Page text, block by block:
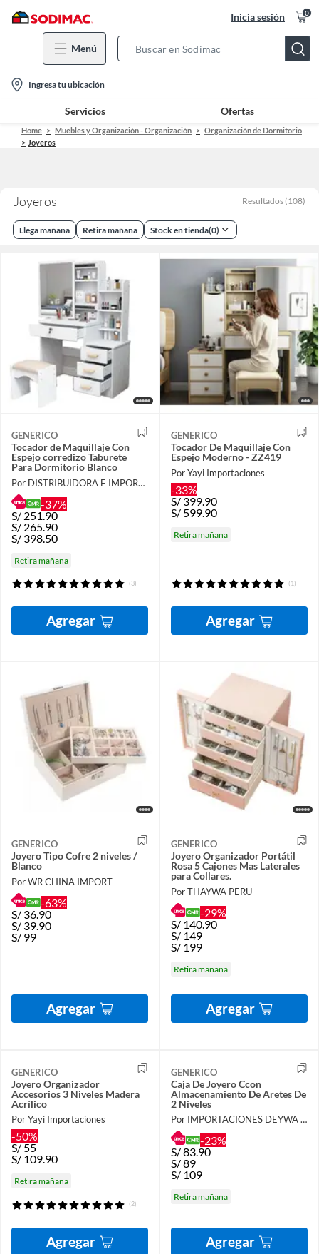
Inicia sesión 0
Menú
Bar
location-
icon
Ingresa tu ubicación
Servicios Ofertas
Home Muebles y Organización - Organización
Organización de Dormitorio
Joyeros
Joyeros Resultados (108)
Llega mañana Retira mañana Stock en tienda(0)
GENERICO
Tocador de Maquillaje Con
Espejo corredizo Taburete
Para Dormitorio Blanco
Por DISTRIBUIDORA E IMPORTADORA
-37%
S/ 251.90
S/ 265.90
S/ 398.50
Retira mañana
(3)
Agregar
GENERICO
Tocador De Maquillaje Con
Espejo Moderno - ZZ419
Por Yayi Importaciones
-33%
S/399.90
S/ 599.90
Retira mañana
(1)
Agregar
GENERICO
Joyero Tipo Cofre 2 niveles /
Blanco
Por WR CHINA IMPORT
-63%
S/ 36.90
S/ 39.90
S/ 99
Agregar
GENERICO
Joyero Organizador Portátil
Rosa 5 Cajones Mas Laterales
para Collares.
Por THAYWA PERU
-29%
S/ 140.90
S/ 149
S/ 199
Retira mañana
Agregar
GENERICO
Joyero Organizador
Accesorios 3 Niveles Madera
Acrílico
Por Yayi Importaciones
-50%
S/55
S/ 109.90
Retira mañana
(2)
Agregar
GENERICO
Caja De Joyero Ccon
Almacenamiento De Aretes De
2 Niveles
Por IMPORTACIONES DEYWA SAC
-23%
S/83.90
S/89
S/ 109
Retira mañana
Agregar